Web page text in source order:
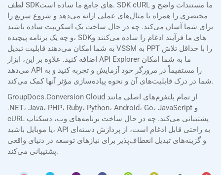
لطف SDKهای جامع ما ساده است. SDK cURL ما مستندات واضح و
مختصری را همراه با مثال‌های عملی ارائه می‌دهد و شروع سریع را
برای شما آسان می‌کند. چه در حال ساخت یک اسکریپت ساده باشید
و چه یک برنامه پیچیده، SDKهای ما فرآیند ادغام را ساده می‌کنند و
به شما امکان می‌دهند قابلیت تبدیل VSSM به PPT را با حداقل تلاش
اضافه کنید. علاوه بر این، ابزار API Explorer ما به شما امکان
می‌دهد API را مستقیماً در مرورگر خود آزمایش و تجربه کنید و به
شما در درک قابلیت‌های آن و نحوه پیاده‌سازی مؤثر آنها کمک می‌کند.
GroupDocs.Conversion Cloud از تمام پلتفرم‌های اصلی مانند
.NET، Java، PHP، Ruby، Python، Android، Go، JavaScript و
cURL پشتیبانی می‌کند. چه در حال ساخت برنامه‌های وب، دسکتاپ
یا موبایل باشید، API به راحتی قابل ادغام است، از پردازش دسته‌ای
و گزینه‌های تبدیل انعطاف‌پذیر برای نیازهای توسعه در دنیای واقعی
پشتیبانی می‌کند.